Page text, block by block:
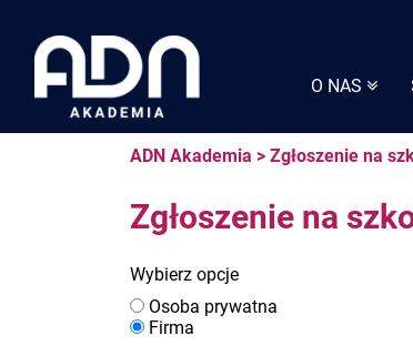
O NAS
content
ADN Akademia > Zgłoszenie na
Zgłoszenie na
Wybierz opcje
Osoba prywatna
Firma